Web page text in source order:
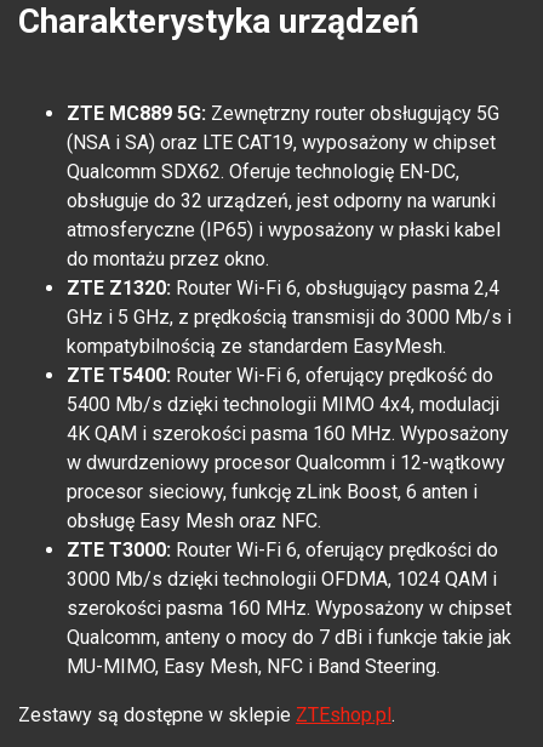
Charakterystyka urządzeń
ZTE MC889 5G: Zewnętrzny router obsługujący 5G
(NSA i SA) oraz LTE CAT19, wyposażony w chipset
Qualcomm SDX62. Oferuje technologię EN-DC,
obsługuje do 32 urządzeń, jest odporny na warunki
atmosferyczne (IP65) i wyposażony w płaski kabel
do montażu przez okno.
ZTE Z1320: Router Wi-Fi 6, obsługujący pasma 2,4
GHz i 5 GHz, z prędkością transmisji do 3000 Mb/s i
kompatybilnością ze standardem EasyMesh.
ZTE T5400: Router Wi-Fi 6, oferujący prędkość do
5400 Mb/s dzięki technologii MIMO 4x4, modulacji
4K QAM i szerokości pasma 160 MHz. Wyposażony
w dwurdzeniowy procesor Qualcomm i 12-wątkowy
procesor sieciowy, funkcję zLink Boost, 6 anten i
obsługę Easy Mesh oraz NFC.
ZTE T3000: Router Wi-Fi 6, oferujący prędkości do
3000 Mb/s dzięki technologii OFDMA, 1024 QAM i
szerokości pasma 160 MHz. Wyposażony w chipset
Qualcomm, anteny o mocy do 7 dBi i funkcje takie jak
MU-MIMO, Easy Mesh, NFC i Band Steering.
Zestawy są dostępne w sklepie ZTEshop.pl .